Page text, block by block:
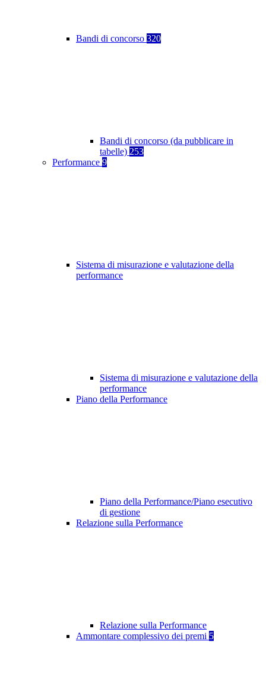
Bandi di concorso 320
Bandi di concorso (da pubblicare in
tabelle) 253
Performance 9
Sistema di misurazione e valutazione della
performance
Sistema di misurazione e valutazione della
performance
Piano della Performance
Piano della Performance/Piano esecutivo
di gestione
Relazione sulla Performance
Relazione sulla Performance
Ammontare complessivo dei premi 5